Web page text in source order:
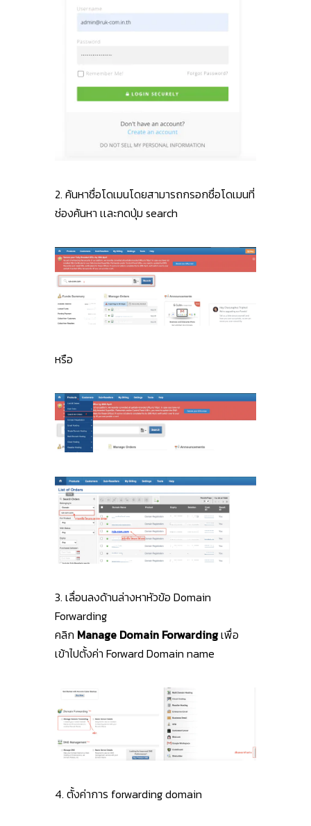
2. ค้นหาชื่อโดเมนโดยสามารถกรอกชื่อโดเมนที่
ช่องค้นหา เเละกดปุ่ม search
หรือ
3. เลื่อนลงด้านล่างหาหัวข้อ Domain
Forwarding
คลิก Manage Domain Forwardingเพื่อ
เข้าไปตั้งค่า Forward Domain name
4. ตั้งค่าการ forwarding domain